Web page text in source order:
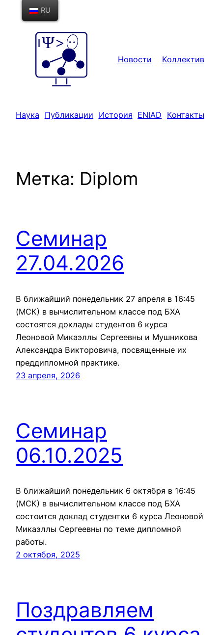
Перейти
содержимому
Новости Коллектив
Наука Публикации История ENIAD Контакты
Метка: Diplom
Семинар
27.04.2026
В ближайший понедельник 27 апреля в 16:45
(МСК) в вычислительном классе под БХА
состоятся доклады студентов 6 курса
Леоновой Микаэллы Сергеевны и Мушникова
Александра Викторовича, посвященные их
преддипломной практике.
23 апреля, 2026
Семинар
06.10.2025
В ближайший понедельник 6 октября в 16:45
(МСК) в вычислительном классе под БХА
состоится доклад студентки 6 курса Леоновой
Микаэллы Сергеевны по теме дипломной
работы.
2 октября, 2025
Поздравляем
RU